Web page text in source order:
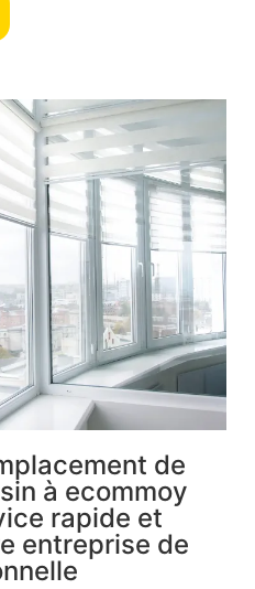
de
à ecommoy
rapide et
entreprise de